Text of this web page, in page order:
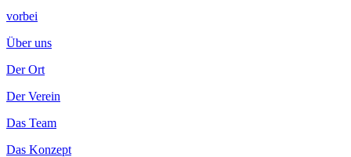
vorbei
Über uns
Der Ort
Der Verein
Das Team
Das Konzept